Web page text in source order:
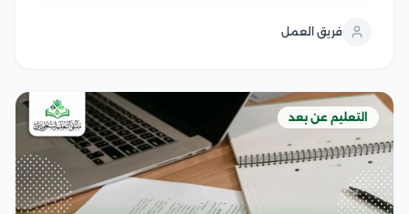
متطورة تتيح للطلاب إكمال دراساتهم العليا دون...
فريق العمل
التعليم عن بعد